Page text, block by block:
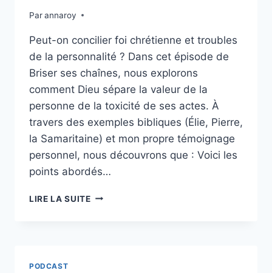
LÉPREUX
Parannaroy
Peut-on concilier foi chrétienne et troubles
de la personnalité ? Dans cet épisode de
Briser ses chaînes, nous explorons
comment Dieu sépare la valeur de la
personne de la toxicité de ses actes. À
travers des exemples bibliques (Élie, Pierre,
la Samaritaine) et mon propre témoignage
personnel, nous découvrons que : Voici les
points abordés…
LIRE LA SUITEÉPISODE
PODCAST